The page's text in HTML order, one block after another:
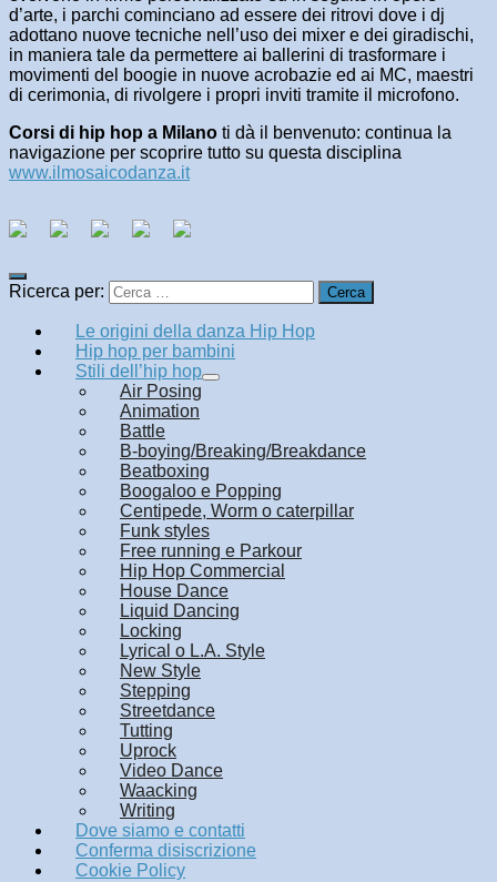
d’arte, i parchi cominciano ad essere dei ritrovi dove i dj
adottano nuove tecniche nell’uso dei mixer e dei giradischi,
in maniera tale da permettere ai ballerini di trasformare i
movimenti del boogie in nuove acrobazie ed ai MC, maestri
di cerimonia, di rivolgere i propri inviti tramite il microfono.
Corsi di hip hop a Milano ti dà il benvenuto: continua la
navigazione per scoprire tutto su questa disciplina
www.ilmosaicodanza.it
Ricerca per:
Le origini della danza Hip Hop
Hip hop per bambini
Stili dell’hip hop
Air Posing
Animation
Battle
B-boying/Breaking/Breakdance
Beatboxing
Boogaloo e Popping
Centipede, Worm o caterpillar
Funk styles
Free running e Parkour
Hip Hop Commercial
House Dance
Liquid Dancing
Locking
Lyrical o L.A. Style
New Style
Stepping
Streetdance
Tutting
Uprock
Video Dance
Waacking
Writing
Dove siamo e contatti
Conferma disiscrizione
Cookie Policy